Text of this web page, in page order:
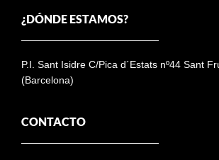
¿DÓNDE ESTAMOS?
P.I. Sant Isidre C/Pica d´Estats nº44 Sant
(Barcelona)
CONTACTO